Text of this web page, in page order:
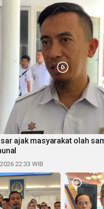
ajak masyarakat olah
22:33 WIB